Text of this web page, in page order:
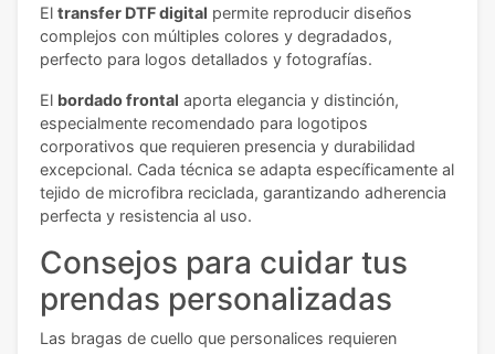
El transfer DTF digital permite reproducir diseños
complejos con múltiples colores y degradados,
perfecto para logos detallados y fotografías.
El bordado frontal aporta elegancia y distinción,
especialmente recomendado para logotipos
corporativos que requieren presencia y durabilidad
excepcional. Cada técnica se adapta específicamente al
tejido de microfibra reciclada, garantizando adherencia
perfecta y resistencia al uso.
Consejos para cuidar tus
prendas personalizadas
Las bragas de cuello que personalices requieren